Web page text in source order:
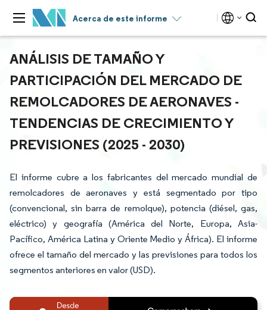
Acerca de este informe
ANÁLISIS DE TAMAÑO Y
PARTICIPACIÓN DEL MERCADO DE
REMOLCADORES DE AERONAVES -
TENDENCIAS DE CRECIMIENTO Y
PREVISIONES (2025 - 2030)
El informe cubre a los fabricantes del mercado mundial de
remolcadores de aeronaves y está segmentado por tipo
(convencional, sin barra de remolque), potencia (diésel, gas,
eléctrico) y geografía (América del Norte, Europa, Asia-
Pacífico, América Latina y Oriente Medio y África). El informe
ofrece el tamaño del mercado y las previsiones para todos los
segmentos anteriores en valor (USD).